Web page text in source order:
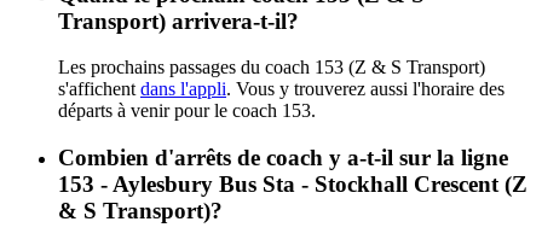
Transport) arrivera-t-il?
Les prochains passages du coach 153 (Z & S Transport)
s'affichent dans l'appli. Vous y trouverez aussi l'horaire des
départs à venir pour le coach 153.
Combien d'arrêts de coach y a-t-il sur la ligne
153 - Aylesbury Bus Sta - Stockhall Crescent (Z
& S Transport)?